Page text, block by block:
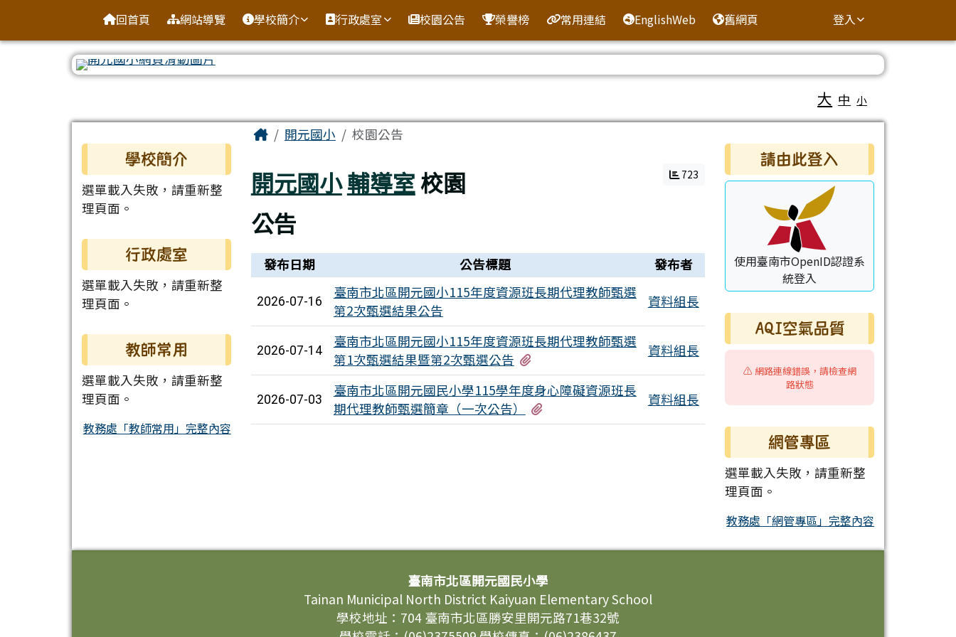
臺南市北區開元國民小學全球資訊網
回首頁 網站導覽 學校簡介 行政處室 校園公告 榮譽榜 常用連結 EnglishWeb 舊網頁 登入
大 中 小
左邊區域內容
學校簡介
選單載入失敗，請重新整
理頁面。
行政處室
選單載入失敗，請重新整
理頁面。
教師常用
選單載入失敗，請重新整
理頁面。
教務處「教師常用」完整內容
主內容區域
Home開元國小 校園公告
開元國小輔導室校園
公告
723
新聞列表
發布日期 公告標題 發布者
2026-07-16
臺南市北區開元國小115年度資源班長期代理教師甄選
第2次甄選結果公告
資料組長
2026-07-14
臺南市北區開元國小115年度資源班長期代理教師甄選
第1次甄選結果暨第2次甄選公告
資料組長
2026-07-03
臺南市北區開元國民小學115學年度身心障礙資源班長
期代理教師甄選簡章（一次公告）
資料組長
右邊區域內容
請由此登入
使用臺南市OpenID認證系
統登入
AQI空氣品質
⚠️ 網路連線錯誤，請檢查網
路狀態
網管專區
選單載入失敗，請重新整
理頁面。
教務處「網管專區」完整內容
頁尾區域
臺南市北區開元國民小學
Tainan Municipal North District Kaiyuan Elementary School
學校地址：704 臺南市北區勝安里開元路71巷32號